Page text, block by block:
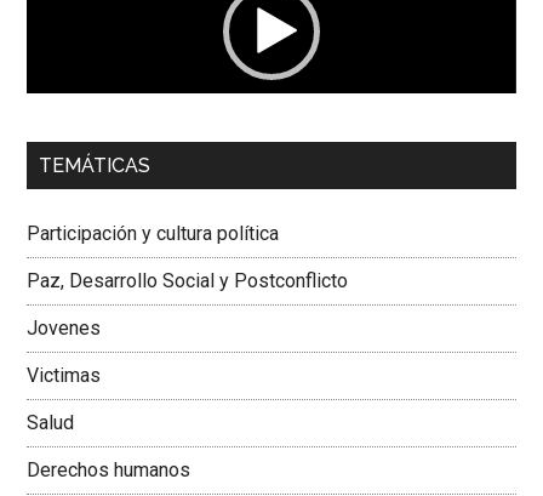
00:00 01:04
Dra. Carolina Corcho Mejía,Presidenta Corporación
Colombiana
TEMÁTICAS
Participación y cultura política
Paz, Desarrollo Social y Postconflicto
Jovenes
Victimas
Salud
Derechos humanos